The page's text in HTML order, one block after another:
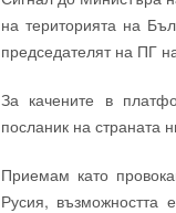
на територията на
председателят на ПГ
За качените в
посланик на страната
Приемам като
Русия, възможността